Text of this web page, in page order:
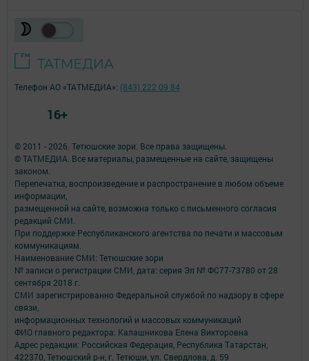
© 2011 - 2026. Тетюшские зори. Все права защищены.
© ТАТМЕДИА. Все материалы, размещенные на сайте, защищены
законом.
Перепечатка, воспроизведение и распространение в любом объеме
информации,
размещенной на сайте, возможна только с письменного согласия
редакций СМИ.
При поддержке Республиканского агентства по печати и массовым
коммуникациям.
Наименование СМИ: Тетюшские зори
№ записи о регистрации СМИ, дата: серия Эл № ФС77-73780 от 28
сентября 2018 г.
СМИ зарегистрированно Федеральной службой по надзору в сфере
связи,
информационных технологий и массовых коммуникаций
ФИО главного редактора: Калашникова Елена Викторовна
Адрес редакции: Российская Федерация, Республика Татарстан,
422370, Тетюшский р-н, г. Тетюши, ул. Свердлова, д. 59
Телефон АО «ТАТМЕДИА»: (843) 222 09 84
16+